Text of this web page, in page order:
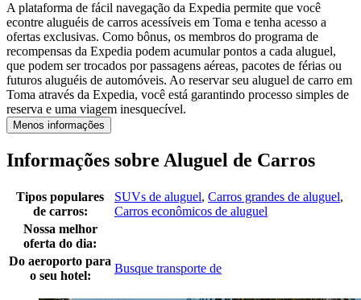
A plataforma de fácil navegação da Expedia permite que você
econtre aluguéis de carros acessíveis em Toma e tenha acesso a
ofertas exclusivas. Como bônus, os membros do programa de
recompensas da Expedia podem acumular pontos a cada aluguel,
que podem ser trocados por passagens aéreas, pacotes de férias ou
futuros aluguéis de automóveis. Ao reservar seu aluguel de carro em
Toma através da Expedia, você está garantindo processo simples de
reserva e uma viagem inesquecível.
Menos informações
Informações sobre Aluguel de Carros
Tipos populares
de carros:
SUVs de aluguel, Carros grandes de aluguel,
Carros econômicos de aluguel
Nossa melhor
oferta do dia:
Do aeroporto para
o seu hotel:
Busque transporte de